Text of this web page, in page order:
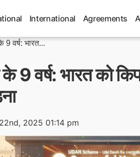
International Agreements
9 वर्ष: भारत...
9 वर्ष: भारत को
2025 01:14 pm